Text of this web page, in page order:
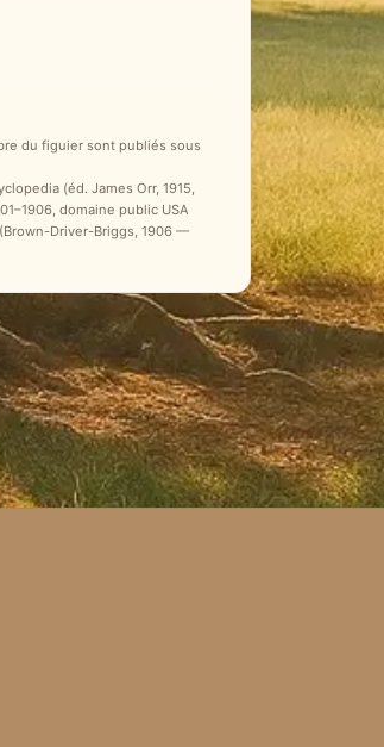
du figuier sont publiés sous
(éd. James Orr, 1915,
domaine public USA
Driver-Briggs, 1906 —